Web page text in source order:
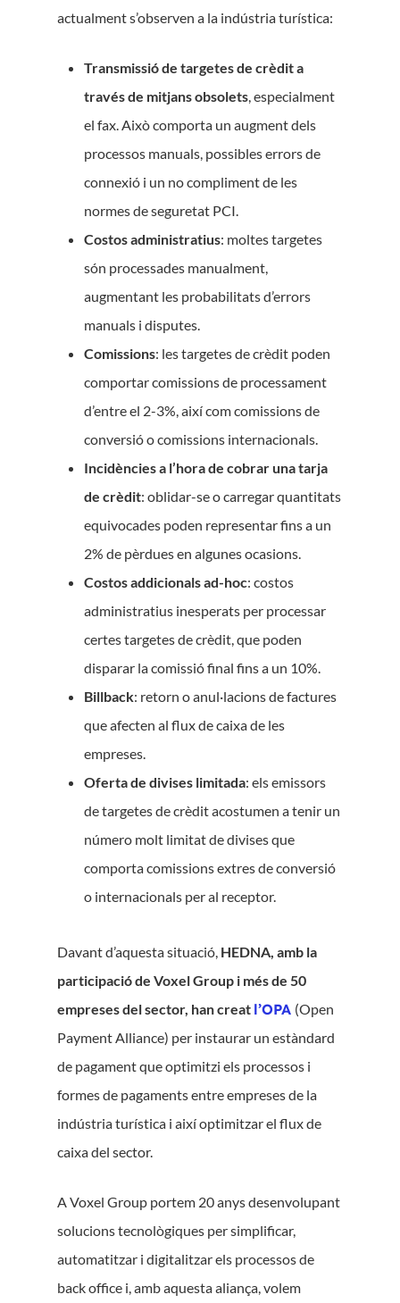
actualment s’observen a la indústria turística:
Transmissió de targetes de crèdit a
través de mitjans obsolets, especialment
el fax. Això comporta un augment dels
processos manuals, possibles errors de
connexió i un no compliment de les
normes de seguretat PCI.
Costos administratius: moltes targetes
són processades manualment,
augmentant les probabilitats d’errors
manuals i disputes.
Comissions: les targetes de crèdit poden
comportar comissions de processament
d’entre el 2-3%, així com comissions de
conversió o comissions internacionals.
Incidènciesa l’hora de cobrar una tarja
de crèdit: oblidar-se o carregar quantitats
equivocades poden representar fins a un
2% de pèrdues en algunes ocasions.
Costos addicionals ad-hoc: costos
administratius inesperats per processar
certes targetes de crèdit, que poden
disparar la comissió final fins a un 10%.
Billback: retorn o anul·lacions de factures
que afecten al flux de caixa de les
empreses.
Oferta de divises limitada: els emissors
de targetes de crèdit acostumen a tenir un
número molt limitat de divises que
comporta comissions extres de conversió
o internacionals per al receptor.
Davant d’aquesta situació, HEDNA, amb la
participació de Voxel Group i més de 50
empreses del sector, han creat l’OPA (Open
Payment Alliance) per instaurar un estàndard
de pagament que optimitzi els processos i
formes de pagaments entre empreses de la
indústria turística i així optimitzar el flux de
caixa del sector.
A Voxel Group portem 20 anys desenvolupant
solucions tecnològiques per simplificar,
automatitzar i digitalitzar els processos de
back office i, amb aquesta aliança, volem